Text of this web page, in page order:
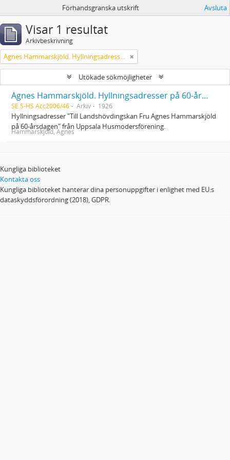
Förhandsgranska utskrift Avsluta
Visar 1 resultat
Arkivbeskrivning
Agnes Hammarskjöld. Hyllningsadresser på 60-årsdagen
Utökade sökmöjligheter
Agnes Hammarskjöld. Hyllningsadresser på 60-årsdagen
SE S-HS Acc2006/46 Arkiv 1926
Hyllningsadresser "Till Landshövdingskan Fru Agnes Hammarskjöld
på 60-årsdagen" från Uppsala Husmodersförening.
Hammarskjöld, Agnes
Kungliga biblioteket
Kontakta oss
Kungliga biblioteket hanterar dina personuppgifter i enlighet med EU:s
dataskyddsförordning (2018), GDPR.